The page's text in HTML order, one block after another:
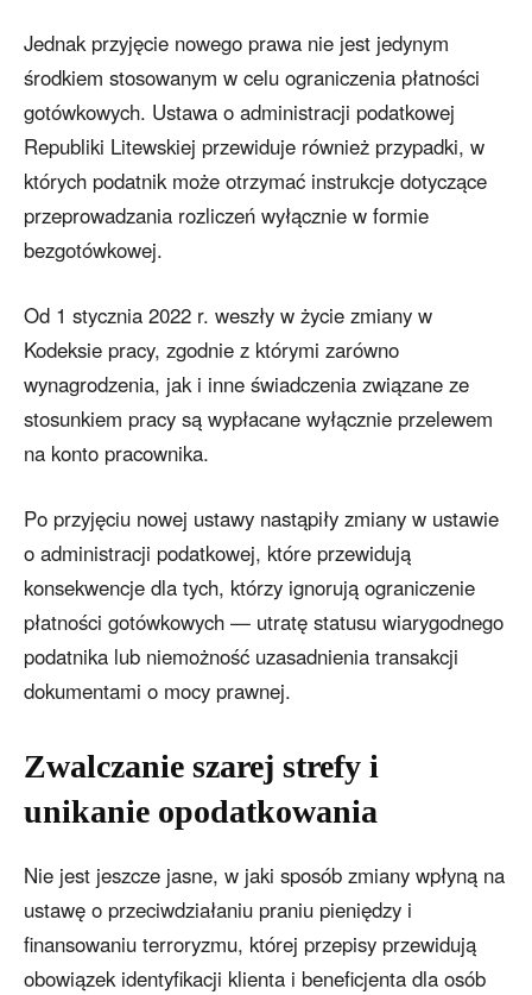
Jednak przyjęcie nowego prawa nie jest jedynym
środkiem stosowanym w celu ograniczenia płatności
gotówkowych. Ustawa o administracji podatkowej
Republiki Litewskiej przewiduje również przypadki, w
których podatnik może otrzymać instrukcje dotyczące
przeprowadzania rozliczeń wyłącznie w formie
bezgotówkowej.
Od 1 stycznia 2022 r. weszły w życie zmiany w
Kodeksie pracy, zgodnie z którymi zarówno
wynagrodzenia, jak i inne świadczenia związane ze
stosunkiem pracy są wypłacane wyłącznie przelewem
na konto pracownika.
Po przyjęciu nowej ustawy nastąpiły zmiany w ustawie
o administracji podatkowej, które przewidują
konsekwencje dla tych, którzy ignorują ograniczenie
płatności gotówkowych — utratę statusu wiarygodnego
podatnika lub niemożność uzasadnienia transakcji
dokumentami o mocy prawnej.
Zwalczanie szarej strefy i
unikanie opodatkowania
Nie jest jeszcze jasne, w jaki sposób zmiany wpłyną na
ustawę o przeciwdziałaniu praniu pieniędzy i
finansowaniu terroryzmu, której przepisy przewidują
obowiązek identyfikacji klienta i beneficjenta dla osób